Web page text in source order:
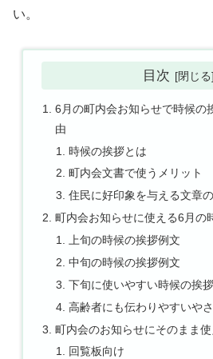
い。
目次
6月の町内会お知らせで時候の
由
時候の挨拶とは
町内会文書で使うメリット
住民に好印象を与える文章
町内会お知らせに使える6月の
上旬の時候の挨拶例文
中旬の時候の挨拶例文
下旬に使いやすい時候の挨
高齢者にも伝わりやすいや
町内会のお知らせにそのまま
回覧板向け